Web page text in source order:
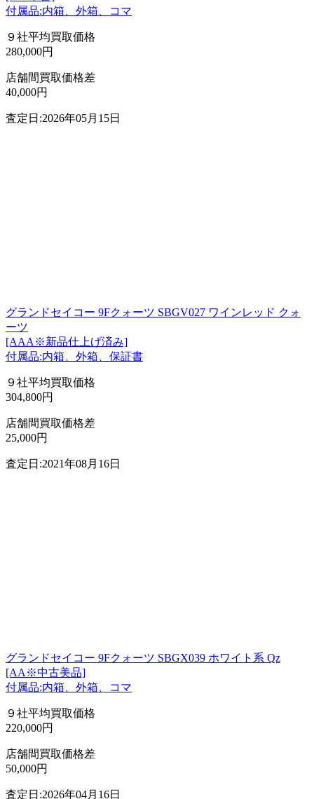
付属品:内箱、外箱、コマ
９社平均買取価格
280,000円
店舗間買取価格差
40,000円
査定日:2026年05月15日
グランドセイコー 9Fクォーツ SBGV027 ワインレッド クォ
ーツ
[AAA※新品仕上げ済み]
付属品:内箱、外箱、保証書
９社平均買取価格
304,800円
店舗間買取価格差
25,000円
査定日:2021年08月16日
グランドセイコー 9Fクォーツ SBGX039 ホワイト系 Qz
[AA※中古美品]
付属品:内箱、外箱、コマ
９社平均買取価格
220,000円
店舗間買取価格差
50,000円
査定日:2026年04月16日